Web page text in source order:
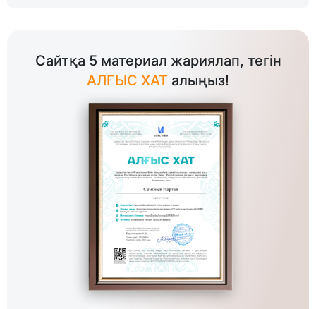
Сайтқа 5 материал жариялап, тегін
АЛҒЫС ХАТ алыңыз!